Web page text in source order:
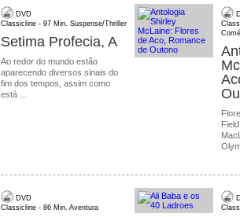
DVD
Classicline - 97 Min. Suspense/Thriller
Setima Profecia, A
Ao redor do mundo estão
aparecendo diversos sinais do
fim dos tempos, assim como
está ...
DVD
Classicline - 86 Min. Aventura